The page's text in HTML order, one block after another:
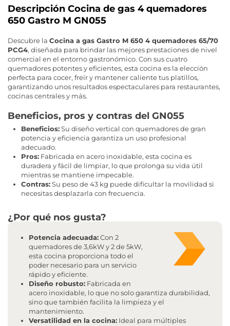
Descripción Cocina de gas 4 quemadores
650 Gastro M GN055
Descubre la Cocina a gas Gastro M 650 4 quemadores 65/70
PCG4, diseñada para brindar las mejores prestaciones de nivel
comercial en el entorno gastronómico. Con sus cuatro
quemadores potentes y eficientes, esta cocina es la elección
perfecta para cocer, freír y mantener caliente tus platillos,
garantizando unos resultados espectaculares para restaurantes,
cocinas centrales y más.
Beneficios, pros y contras del GN055
Beneficios:Su diseño vertical con quemadores de gran
potencia y eficiencia garantiza un uso profesional
adecuado.
Pros: Fabricada en acero inoxidable, esta cocina es
duradera y fácil de limpiar, lo que prolonga su vida útil
mientras se mantiene impecable.
Contras:Su peso de 43 kg puede dificultar la movilidad si
necesitas desplazarla con frecuencia.
¿Por qué nos gusta?
Potencia adecuada:Con 2
quemadores de 3,6kW y 2 de 5kW,
esta cocina proporciona todo el
poder necesario para un servicio
rápido y eficiente.
Diseño robusto: Fabricada en
acero inoxidable, lo que no solo garantiza durabilidad,
sino que también facilita la limpieza y el
mantenimiento.
Versatilidad en la cocina: Ideal para múltiples